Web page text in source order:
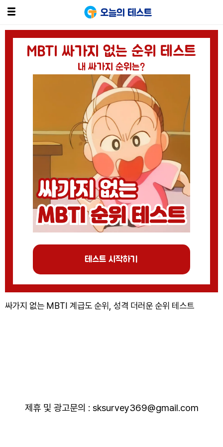
오늘의 테스트
MBTI 싸가지 없는 순위 테스트
내 싸가지 순위는?
테스트 시작하기
싸가지 없는 MBTI 계급도 순위, 성격 더러운 순위 테스트
제휴 및 광고문의 : sksurvey369@gmail.com